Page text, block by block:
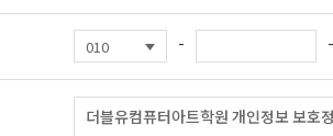
- -
더블유컴퓨터아트학원 개인정보 보호